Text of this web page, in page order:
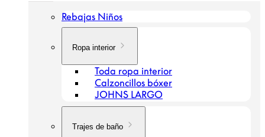
Rebajas Niños
Ropa interior
Toda ropa interior
Calzoncillos bóxer
JOHNS LARGO
Trajes de baño